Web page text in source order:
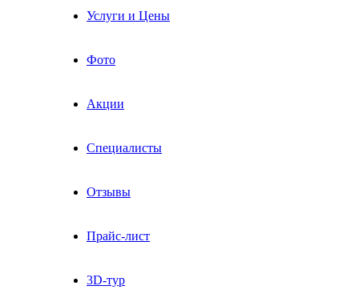
Услуги и Цены
Фото
Акции
Специалисты
Отзывы
Прайс-лист
3D-тур